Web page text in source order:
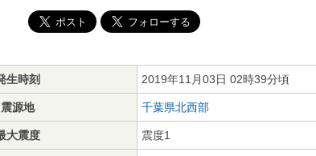
生時刻 2019年11月03日 02時39分頃
震源地 千葉県北西部
大震度 震度1